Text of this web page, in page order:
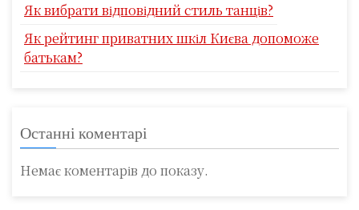
Як вибрати відповідний стиль танців?
Як рейтинг приватних шкіл Києва допоможе
батькам?
Останні коментарі
Немає коментарів до показу.